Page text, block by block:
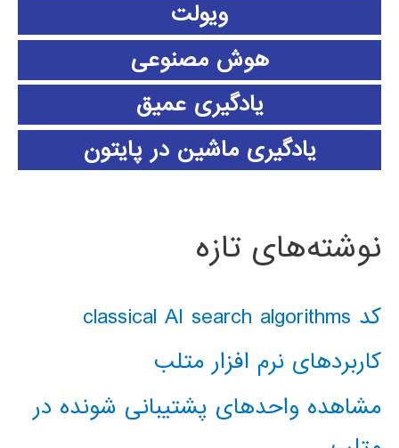
ویولت
هوش مصنوعی
یادگیری عمیق
یادگیری ماشین در پایتون
نوشته‌های تازه
کد classical AI search algorithms
کاربردهای نرم افزار متلب
مشاهده واحدهای پشتیبانی شونده در